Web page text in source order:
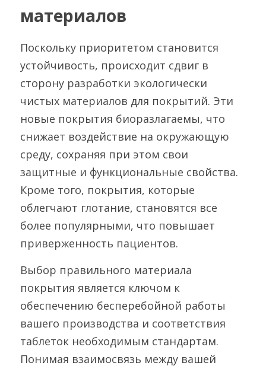
материалов
Поскольку приоритетом становится
устойчивость, происходит сдвиг в
сторону разработки экологически
чистых материалов для покрытий. Эти
новые покрытия биоразлагаемы, что
снижает воздействие на окружающую
среду, сохраняя при этом свои
защитные и функциональные свойства.
Кроме того, покрытия, которые
облегчают глотание, становятся все
более популярными, что повышает
приверженность пациентов.
Выбор правильного материала
покрытия является ключом к
обеспечению бесперебойной работы
вашего производства и соответствия
таблеток необходимым стандартам.
Понимая взаимосвязь между вашей